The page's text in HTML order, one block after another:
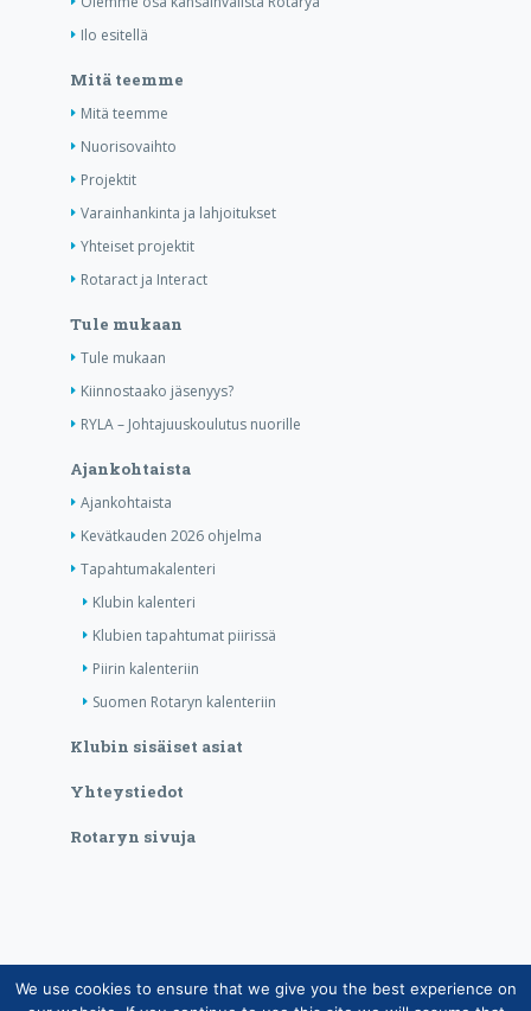
Ilo esitellä
Mitä teemme
Mitä teemme
Nuorisovaihto
Projektit
Varainhankinta ja lahjoitukset
Yhteiset projektit
Rotaract ja Interact
Tule mukaan
Tule mukaan
Kiinnostaako jäsenyys?
RYLA – Johtajuuskoulutus nuorille
Ajankohtaista
Ajankohtaista
Kevätkauden 2026 ohjelma
Tapahtumakalenteri
Klubin kalenteri
Klubien tapahtumat piirissä
Piirin kalenteriin
Suomen Rotaryn kalenteriin
Klubin sisäiset asiat
Yhteystiedot
Rotaryn sivuja
Copyright © Suomen Rotarypalvelu ry 2026 |
We use cookies to ensure that we give you the best experience on